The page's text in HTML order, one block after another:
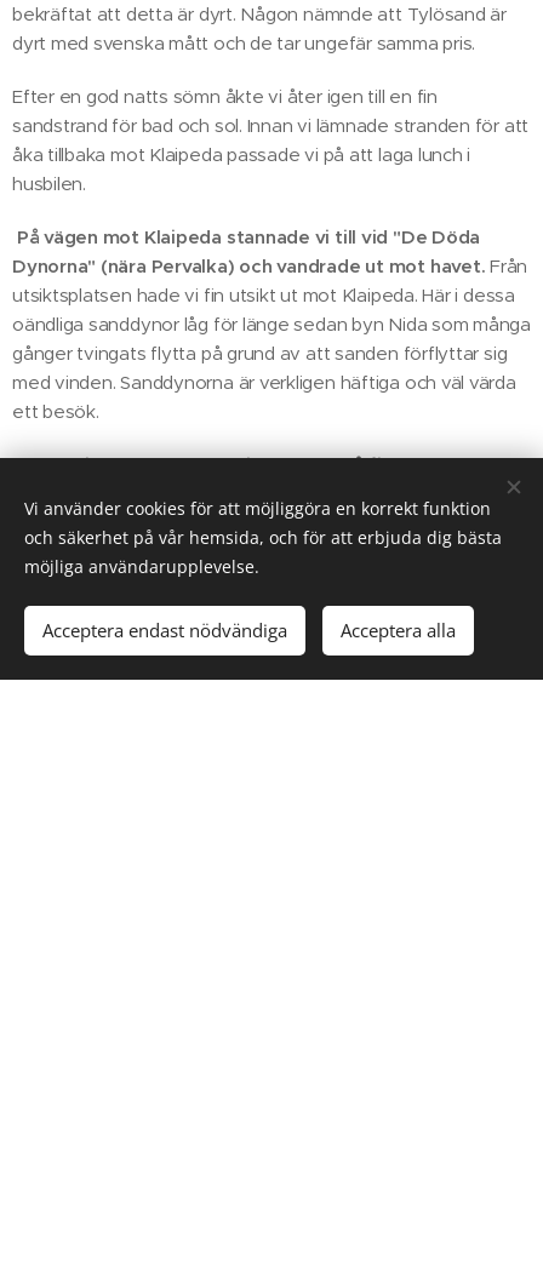
bekräftat att detta är dyrt. Någon nämnde att Tylösand är
dyrt med svenska mått och de tar ungefär samma pris.
Efter en god natts sömn åkte vi åter igen till en fin
sandstrand för bad och sol. Innan vi lämnade stranden för att
åka tillbaka mot Klaipeda passade vi på att laga lunch i
husbilen.
På vägen mot Klaipeda stannade vi till vid "De Döda
Dynorna" (nära Pervalka) och vandrade ut mot havet. Från
utsiktsplatsen hade vi fin utsikt ut mot Klaipeda. Här i dessa
oändliga sanddynor låg för länge sedan byn Nida som många
gånger tvingats flytta på grund av att sanden förflyttar sig
med vinden. Sanddynorna är verkligen häftiga och väl värda
ett besök.
Om du vill läsa mer om Kuriska Näset så finns det en
Vi använder cookies för att möjliggöra en korrekt funktion
och säkerhet på vår hemsida, och för att erbjuda dig bästa
möjliga användarupplevelse.
Acceptera endast nödvändiga Acceptera alla